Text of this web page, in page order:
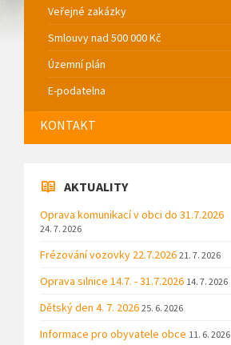
Veřejné zakázky
Smlouvy nad 500 000 Kč
Územní plán
E-podatelna
KONTAKT
AKTUALITY
Oprava komunikací v obci do 31.7.2026
24. 7. 2026
Frézování vozovky 22.7.2026 21. 7. 2026
Oprava silnice 14.7. - 31.7.2026 14. 7. 2026
Dětský den 4. 7. 2026 25. 6. 2026
Informace pro obyvatele obce 11. 6. 2026